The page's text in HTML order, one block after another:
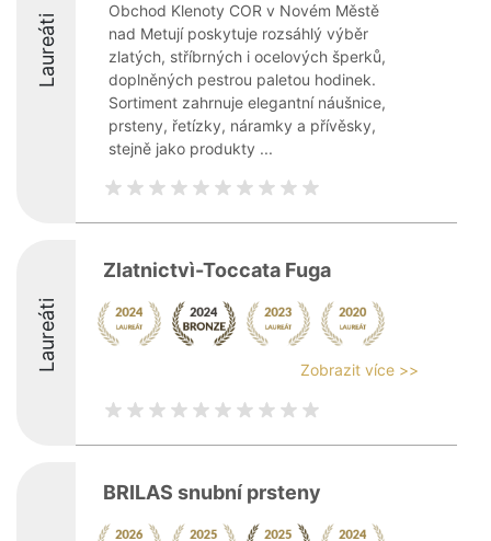
Laureáti
Obchod Klenoty COR v Novém Městě
nad Metují poskytuje rozsáhlý výběr
zlatých, stříbrných i ocelových šperků,
doplněných pestrou paletou hodinek.
Sortiment zahrnuje elegantní náušnice,
prsteny, řetízky, náramky a přívěsky,
stejně jako produkty ...
Laureáti
Zlatnictvì-Toccata Fuga
Zobrazit více >>
BRILAS snubní prsteny